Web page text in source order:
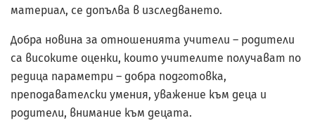
материал, се допълва в изследването.
Добра новина за отношенията учители – родители
са високите оценки, които учителите получават по
редица параметри – добра подготовка,
преподавателски умения, уважение към деца и
родители, внимание към децата.